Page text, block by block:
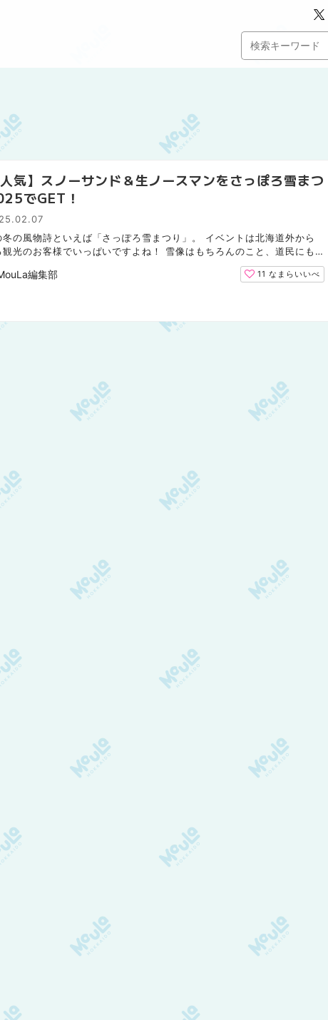
人気】スノーサンド＆生ノースマンをさっぽろ雪まつ
でGET！
冬の風物詩といえば「さっぽろ雪まつり」。 イベントは北海道外から
観光のお客様でいっぱいですよね！ 雪像はもちろんのこと、道民にも
スイーツが期間限定で出店しているのでご紹介します♪ SN...
編集部 11なまらいいべ